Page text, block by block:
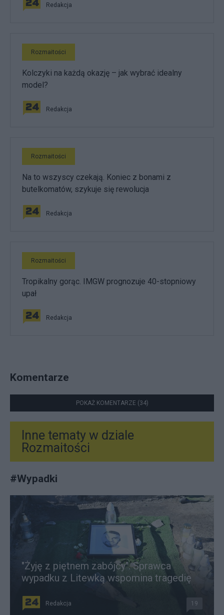
Redakcja
Rozmaitości
Kolczyki na każdą okazję – jak wybrać idealny
model?
Redakcja
Rozmaitości
Na to wszyscy czekają. Koniec z bonami z
butelkomatów, szykuje się rewolucja
Redakcja
Rozmaitości
Tropikalny gorąc. IMGW prognozuje 40-stopniowy
upał
Redakcja
Komentarze
POKAŻ KOMENTARZE (34)
Inne tematy w dziale
Rozmaitości
#Wypadki
"Żyję z piętnem zabójcy". Sprawca
wypadku z Litewką wspomina tragedię
Redakcja 19